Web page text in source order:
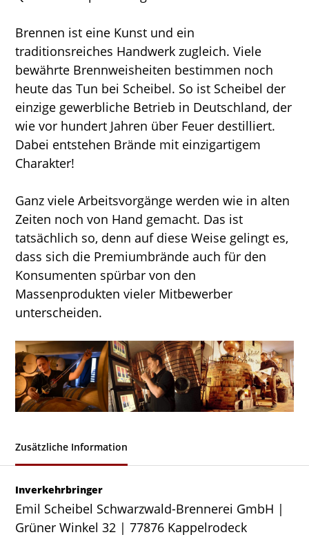
Brennen ist eine Kunst und ein
traditionsreiches Handwerk zugleich. Viele
bewährte Brennweisheiten bestimmen noch
heute das Tun bei Scheibel. So ist Scheibel der
einzige gewerbliche Betrieb in Deutschland, der
wie vor hundert Jahren über Feuer destilliert.
Dabei entstehen Brände mit einzigartigem
Charakter!
Ganz viele Arbeitsvorgänge werden wie in alten
Zeiten noch von Hand gemacht. Das ist
tatsächlich so, denn auf diese Weise gelingt es,
dass sich die Premiumbrände auch für den
Konsumenten spürbar von den
Massenprodukten vieler Mitbewerber
unterscheiden.
Zusätzliche Information
Inverkehrbringer
Emil Scheibel Schwarzwald-Brennerei GmbH |
Grüner Winkel 32 | 77876 Kappelrodeck